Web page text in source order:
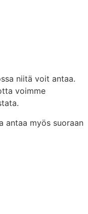
niitä voit antaa.
voimme
antaa myös suoraan